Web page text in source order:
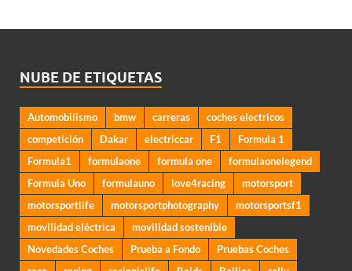
NUBE DE ETIQUETAS
Automobilismo bmw carreras
coches electricos
competición
Dakar electriccar F1
Formula 1
Formula1
formulaone formula one
formulaonelegend
Formula Uno
formulauno love4racing
motorsport
motorsportlife
motorsportphotography
motorsportsf1
movilidad eléctrica
movilidad sostenible
Novedades Coches
Prueba a Fondo
Pruebas Coches